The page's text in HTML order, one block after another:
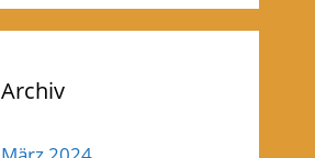
Archiv